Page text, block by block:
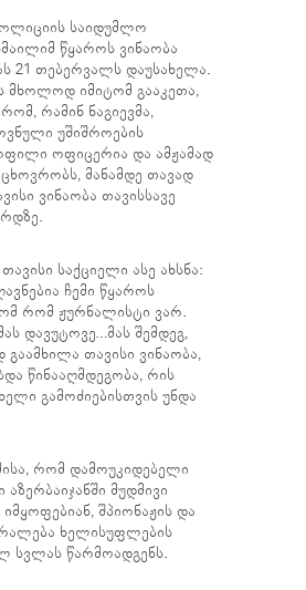
საიდუმლო
წყაროს ვინაობა
21 თებერვალს დაუსახელა.
მხოლოდ იმიტომ გააკეთა,
რამინ ნაგიევმა,
უშიშროების
ოფიცერია და ამჟამად
მანამდე თავად
ვინაობა თავისსავე
საქციელი ასე ახსნა:
ჩემი წყაროს
რომ ჟურნალისტი ვარ.
დავუტოვე…მას შემდეგ,
გაამხილა თავისი ვინაობა,
წინააღმდეგობა, რის
გამოძიებისთვის უნდა
რომ დამოუკიდებელი
მუდმივი
შპიონაჟის და
ხელისუფლების
სვლას წარმოადგენს.